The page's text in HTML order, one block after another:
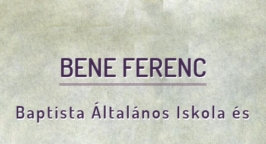
BENE FERENC
Baptista Általános Iskola és